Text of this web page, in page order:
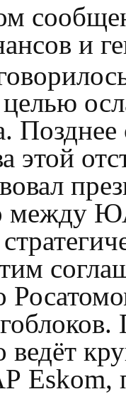
и
этой
между
ведёт
Eskom,